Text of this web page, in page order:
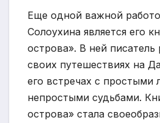
Еще одной важной
Солоухина является его
острова». В ней писатель
своих путешествиях на
его встречах с
непростыми судьбами.
острова» стала